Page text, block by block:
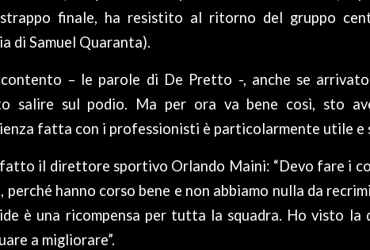
finale, ha resistito al ritorno del gruppo
di Samuel Quaranta).
contento – le parole di De Pretto -, anche se
salire sul podio. Ma per ora va bene così, sto
fatta con i professionisti è particolarmente utile e
il direttore sportivo Orlando Maini: “Devo fare i
perché hanno corso bene e non abbiamo nulla da
è una ricompensa per tutta la squadra. Ho visto la
a migliorare”.